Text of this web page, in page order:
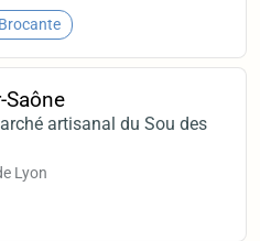
Brocante
artisanal du Sou des
Lyon